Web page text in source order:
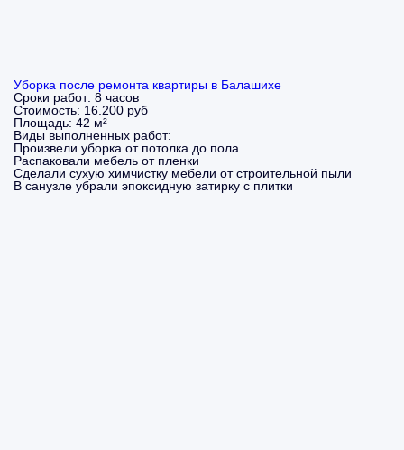
Уборка после ремонта квартиры в Балашихе
Сроки работ: 8 часов
Стоимость: 16.200 руб
Площадь: 42 м²
Виды выполненных работ:
Произвели уборка от потолка до пола
Распаковали мебель от пленки
Сделали сухую химчистку мебели от строительной пыли
В санузле убрали эпоксидную затирку с плитки